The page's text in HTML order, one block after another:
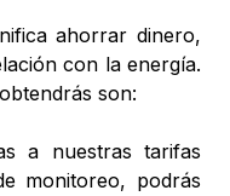
ahorrar dinero,
con la energía.
son:
a nuestras tarifas
monitoreo, podrás